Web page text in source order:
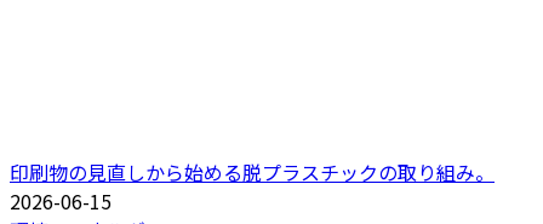
印刷物の見直しから始める脱プラスチックの取り組み。
2026-06-15